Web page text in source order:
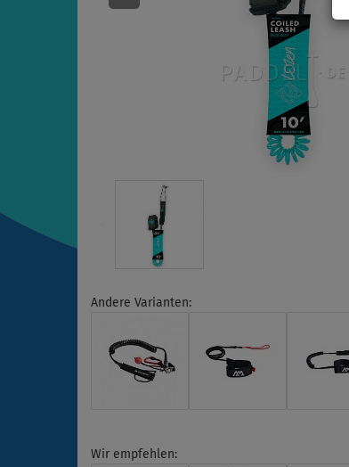
Andere Varianten:
Wir empfehlen: